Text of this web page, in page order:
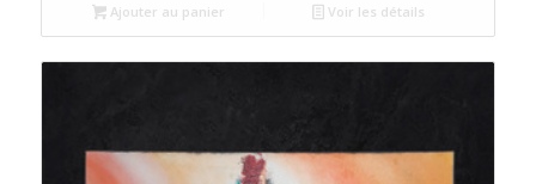
Ajouter au panier Voir les détails